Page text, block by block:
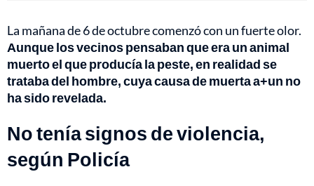
La mañana de 6 de octubre comenzó con un fuerte olor.
Aunque los vecinos pensaban que era un animal
muerto el que producía la peste, en realidad se
trataba del hombre, cuya causa de muerta a+un no
ha sido revelada.
No tenía signos de violencia,
según Policía